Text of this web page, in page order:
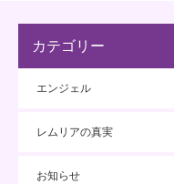
カテゴリー
エンジェル
レムリアの真実
お知らせ